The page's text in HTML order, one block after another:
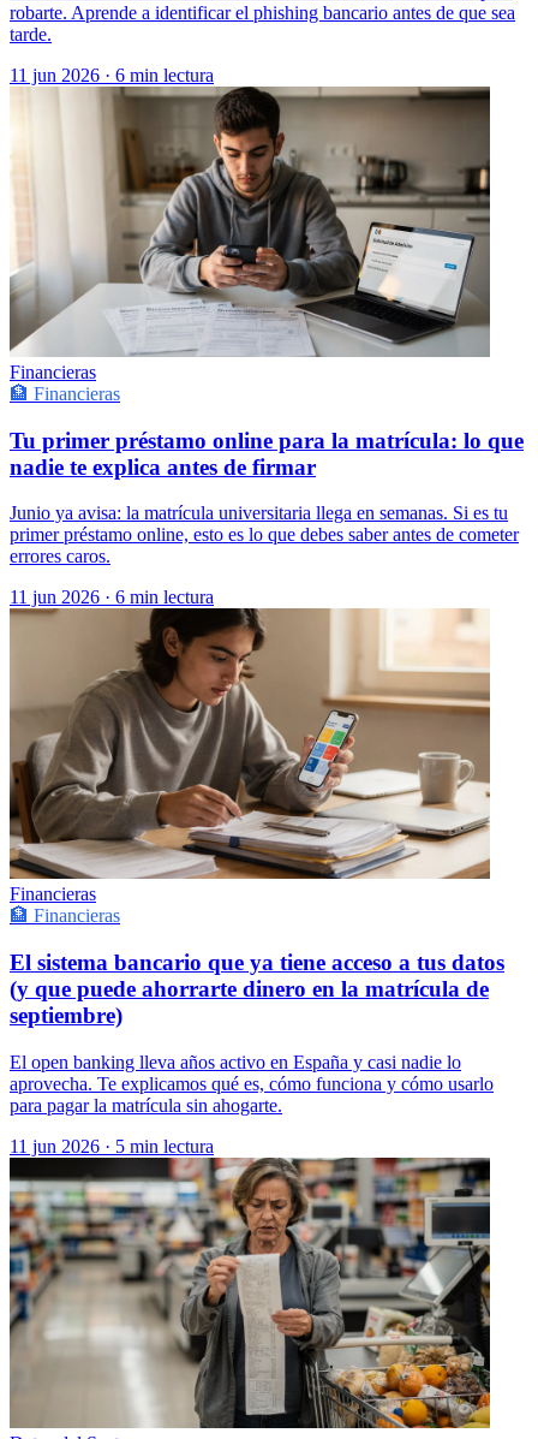
robarte. Aprende a identificar el phishing bancario antes de que sea
tarde.
11 jun 2026 · 6 min lectura
Financieras
🏦 Financieras
Tu primer préstamo online para la matrícula: lo que
nadie te explica antes de firmar
Junio ya avisa: la matrícula universitaria llega en semanas. Si es tu
primer préstamo online, esto es lo que debes saber antes de cometer
errores caros.
11 jun 2026 · 6 min lectura
Financieras
🏦 Financieras
El sistema bancario que ya tiene acceso a tus datos
(y que puede ahorrarte dinero en la matrícula de
septiembre)
El open banking lleva años activo en España y casi nadie lo
aprovecha. Te explicamos qué es, cómo funciona y cómo usarlo
para pagar la matrícula sin ahogarte.
11 jun 2026 · 5 min lectura